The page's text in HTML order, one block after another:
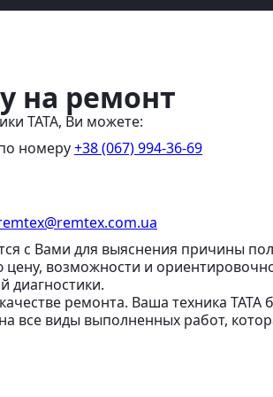
на ремонт
TATA, Ви можете:
номеру+38 (067) 994-36-69
с Вами для выяснения причины
цену, возможности и
диагностики.
ремонта. Ваша техника
все виды выполненных работ,